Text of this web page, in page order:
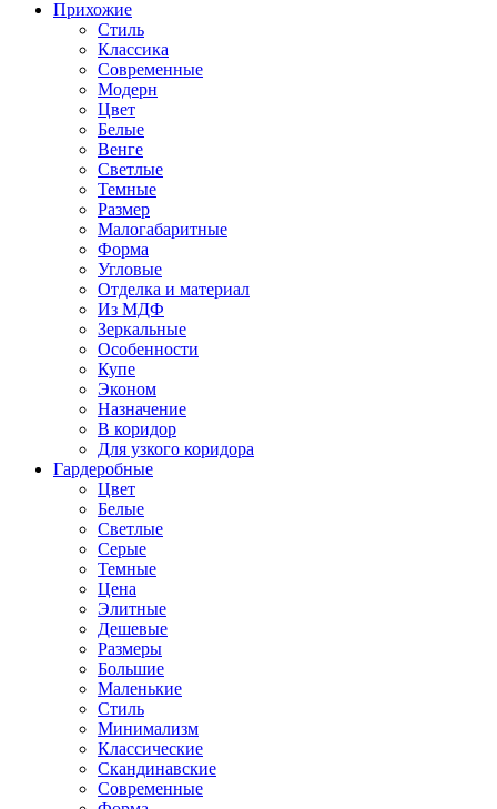
Прихожие
Стиль
Классика
Современные
Модерн
Цвет
Белые
Венге
Светлые
Темные
Размер
Малогабаритные
Форма
Угловые
Отделка и материал
Из МДФ
Зеркальные
Особенности
Купе
Эконом
Назначение
В коридор
Для узкого коридора
Гардеробные
Цвет
Белые
Светлые
Серые
Темные
Цена
Элитные
Дешевые
Размеры
Большие
Маленькие
Стиль
Минимализм
Классические
Скандинавские
Современные